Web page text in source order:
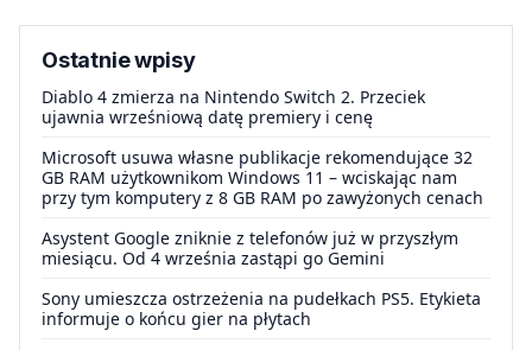
Ostatnie wpisy
Diablo 4 zmierza na Nintendo Switch 2. Przeciek
ujawnia wrześniową datę premiery i cenę
Microsoft usuwa własne publikacje rekomendujące 32
GB RAM użytkownikom Windows 11 – wciskając nam
przy tym komputery z 8 GB RAM po zawyżonych cenach
Asystent Google zniknie z telefonów już w przyszłym
miesiącu. Od 4 września zastąpi go Gemini
Sony umieszcza ostrzeżenia na pudełkach PS5. Etykieta
informuje o końcu gier na płytach